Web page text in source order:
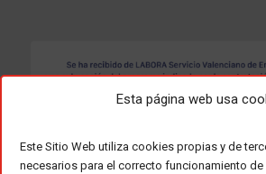
Esta página web usa
Este Sitio Web utiliza cookies propias y de
necesarios para el correcto funcionamiento de